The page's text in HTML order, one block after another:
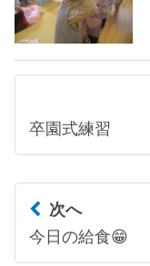
卒園式練習
次へ
今日の給食😁